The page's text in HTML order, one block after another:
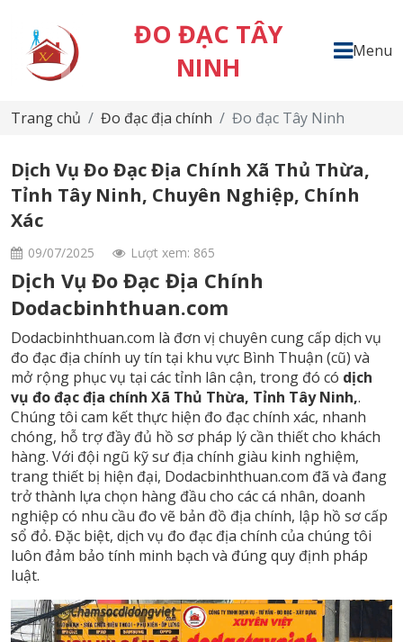
ĐO ĐẠC TÂY
NINH
Menu
Trang chủ Đo đạc địa chính Đo đạc Tây Ninh
Dịch Vụ Đo Đạc Địa Chính Xã Thủ Thừa,
Tỉnh Tây Ninh, Chuyên Nghiệp, Chính
Xác
09/07/2025 Lượt xem: 865
Dịch Vụ Đo Đạc Địa Chính
Dodacbinhthuan.com
Dodacbinhthuan.com là đơn vị chuyên cung cấp dịch vụ
đo đạc địa chính uy tín tại khu vực Bình Thuận (cũ) và
mở rộng phục vụ tại các tỉnh lân cận, trong đó có dịch
vụ đo đạc địa chính Xã Thủ Thừa, Tỉnh Tây Ninh,.
Chúng tôi cam kết thực hiện đo đạc chính xác, nhanh
chóng, hỗ trợ đầy đủ hồ sơ pháp lý cần thiết cho khách
hàng. Với đội ngũ kỹ sư địa chính giàu kinh nghiệm,
trang thiết bị hiện đại, Dodacbinhthuan.com đã và đang
trở thành lựa chọn hàng đầu cho các cá nhân, doanh
nghiệp có nhu cầu đo vẽ bản đồ địa chính, lập hồ sơ cấp
sổ đỏ. Đặc biệt, dịch vụ đo đạc địa chính của chúng tôi
luôn đảm bảo tính minh bạch và đúng quy định pháp
luật.